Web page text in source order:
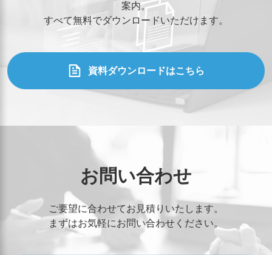
案内。
すべて無料でダウンロードいただけます。
資料ダウンロードはこちら
お問い合わせ
ご要望に合わせてお見積りいたします。
まずはお気軽にお問い合わせください。